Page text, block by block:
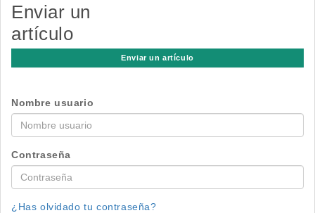
Enviar un
artículo
Enviar un artículo
Nombre usuario
Contraseña
¿Has olvidado tu contraseña?